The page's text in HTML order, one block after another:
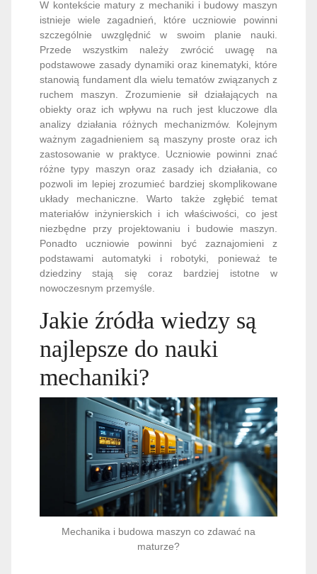
W kontekście matury z mechaniki i budowy maszyn
istnieje wiele zagadnień, które uczniowie powinni
szczególnie uwzględnić w swoim planie nauki.
Przede wszystkim należy zwrócić uwagę na
podstawowe zasady dynamiki oraz kinematyki, które
stanowią fundament dla wielu tematów związanych z
ruchem maszyn. Zrozumienie sił działających na
obiekty oraz ich wpływu na ruch jest kluczowe dla
analizy działania różnych mechanizmów. Kolejnym
ważnym zagadnieniem są maszyny proste oraz ich
zastosowanie w praktyce. Uczniowie powinni znać
różne typy maszyn oraz zasady ich działania, co
pozwoli im lepiej zrozumieć bardziej skomplikowane
układy mechaniczne. Warto także zgłębić temat
materiałów inżynierskich i ich właściwości, co jest
niezbędne przy projektowaniu i budowie maszyn.
Ponadto uczniowie powinni być zaznajomieni z
podstawami automatyki i robotyki, ponieważ te
dziedziny stają się coraz bardziej istotne w
nowoczesnym przemyśle.
Jakie źródła wiedzy są
najlepsze do nauki
mechaniki?
Mechanika i budowa maszyn co zdawać na
maturze?